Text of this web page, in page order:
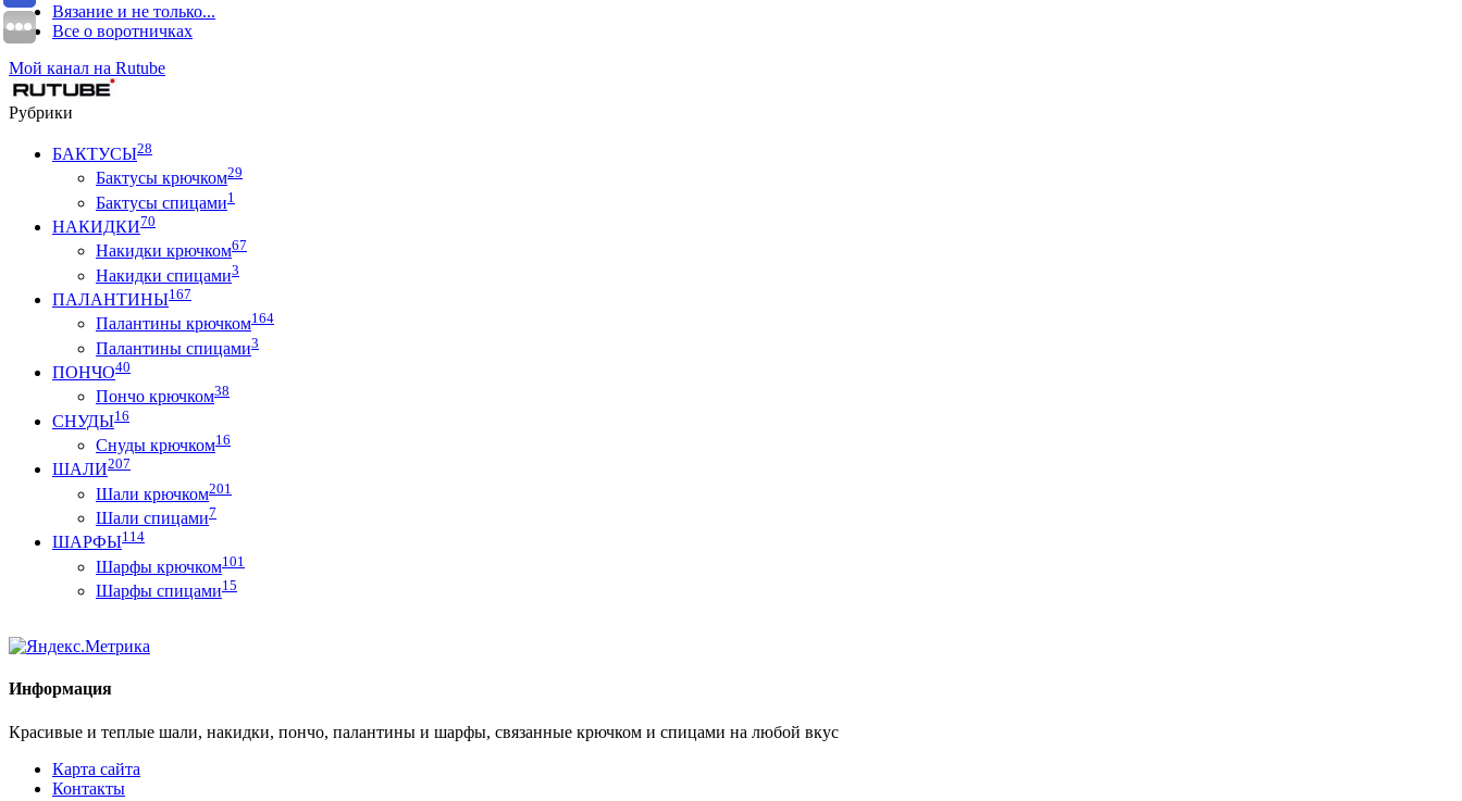
Вязание и не только...
Все о воротничках
Мой канал на Rutube
Рубрики
БАКТУСЫ28
Бактусы крючком29
Бактусы спицами1
НАКИДКИ70
Накидки крючком67
Накидки спицами3
ПАЛАНТИНЫ167
Палантины крючком164
Палантины спицами3
ПОНЧО40
Пончо крючком38
СНУДЫ16
Снуды крючком16
ШАЛИ207
Шали крючком201
Шали спицами7
ШАРФЫ114
Шарфы крючком101
Шарфы спицами15
Информация
Красивые и теплые шали, накидки, пончо, палантины и шарфы, связанные крючком и спицами на любой вкус
Карта сайта
Контакты